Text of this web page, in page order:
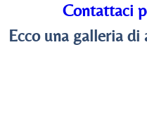
Contattaci
Ecco una galleria